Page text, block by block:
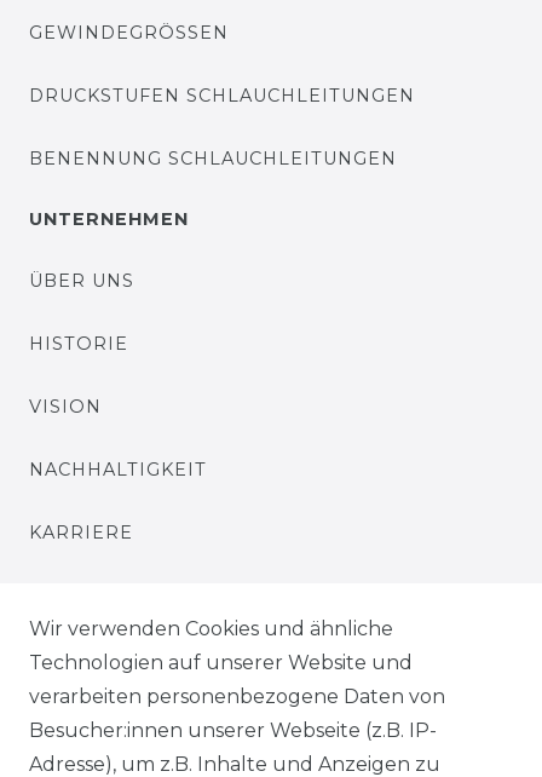
GEWINDEGRÖSSEN
DRUCKSTUFEN SCHLAUCHLEITUNGEN
BENENNUNG SCHLAUCHLEITUNGEN
UNTERNEHMEN
ÜBER UNS
HISTORIE
VISION
NACHHALTIGKEIT
KARRIERE
BLOG
VORTEILE
Wir verwenden Cookies und ähnliche
Technologien auf unserer Website und
verarbeiten personenbezogene Daten von
Besucher:innen unserer Webseite (z.B. IP-
Adresse), um z.B. Inhalte und Anzeigen zu